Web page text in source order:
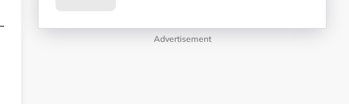
Advertisement